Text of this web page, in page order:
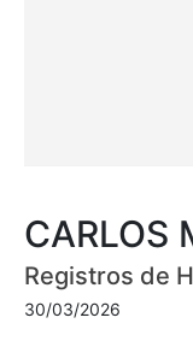
CARLOS
Registros de
30/03/2026